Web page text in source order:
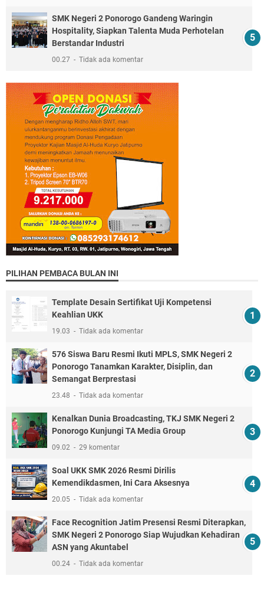
SMK Negeri 2 Ponorogo Gandeng Waringin
Hospitality, Siapkan Talenta Muda Perhotelan
Berstandar Industri
00.27 Tidak ada komentar
PILIHAN PEMBACA BULAN INI
Template Desain Sertifikat Uji Kompetensi
Keahlian UKK
19.03 Tidak ada komentar
576 Siswa Baru Resmi Ikuti MPLS, SMK Negeri 2
Ponorogo Tanamkan Karakter, Disiplin, dan
Semangat Berprestasi
23.48 Tidak ada komentar
Kenalkan Dunia Broadcasting, TKJ SMK Negeri 2
Ponorogo Kunjungi TA Media Group
09.02 29 komentar
Soal UKK SMK 2026 Resmi Dirilis
Kemendikdasmen, Ini Cara Aksesnya
20.05 Tidak ada komentar
Face Recognition Jatim Presensi Resmi Diterapkan,
SMK Negeri 2 Ponorogo Siap Wujudkan Kehadiran
ASN yang Akuntabel
00.24 Tidak ada komentar